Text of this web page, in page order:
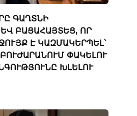
ԳԱՂՏՆԻ
ԲԱՑԱՀԱՅՏԵՑ, ՈՐ
Է ԿԱԶՄԱԿԵՐՊԵԼ՝
ՓԱԿԵԼՈՒ
ԽԼԵԼՈՒ